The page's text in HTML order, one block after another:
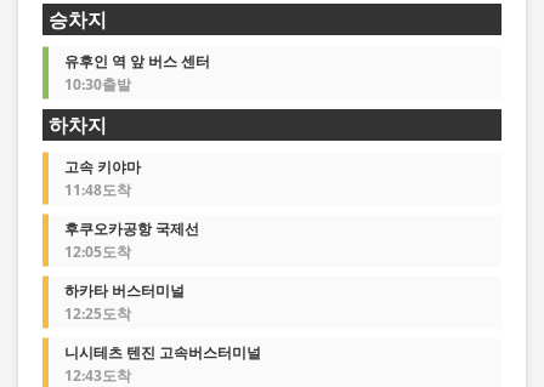
승차지
유후인 역 앞 버스 센터
10:30출발
하차지
고속 키야마
11:48도착
후쿠오카공항 국제선
12:05도착
하카타 버스터미널
12:25도착
니시테츠 텐진 고속버스터미널
12:43도착